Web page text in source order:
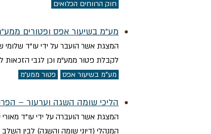
חוק הרווחים הכלואים
מע"מ בשיעור אפס ופטורים
המצגת אשר הועבר על ידי עו"ד
לקבלת פטור ממע"מ וכן לגבי הזכאות לקבלת מע"מ
מע"מ בשיעור אפס פטור ממע״מ
הליכי שומה השגה וערעור –
המצגת אשר הועברה על ידי עו"ד
המנהלי (דיוני שומה והשגה) לבין